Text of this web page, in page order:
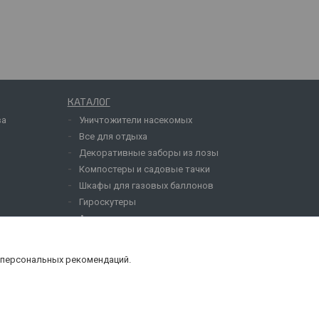
КАТАЛОГ
Уничтожители насекомых
Все для отдыха
Декоративные заборы из лозы
Компостеры и садовые тачки
Шкафы для газовых баллонов
Гироскутеры
Акции
рекомендаций.